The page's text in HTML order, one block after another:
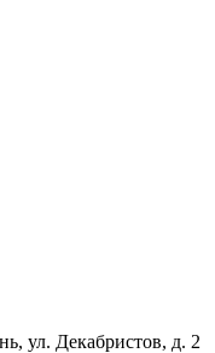
ул. Декабристов, д. 2